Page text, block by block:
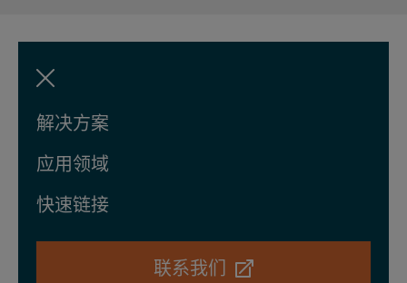
解决方案
应用领域
快速链接
联系我们